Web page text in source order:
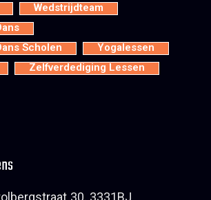
Wedstrijdteam
Scholen
Yogalessen
Zelfverdediging Lessen